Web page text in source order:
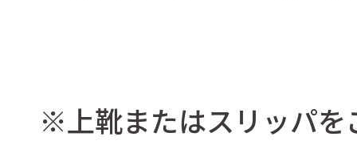
※上靴またはスリッパを